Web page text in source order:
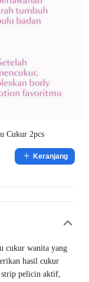
Cukur 2pcs
Keranjang
cukur wanita yang
hasil cukur
strip pelicin aktif,